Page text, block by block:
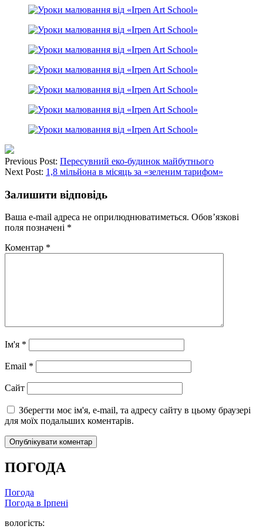
Previous Post: Пересувний еко-будинок майбутнього
Next Post: 1,8 мільйона в місяць за «зеленим тарифом»
Залишити відповідь
Ваша e-mail адреса не оприлюднюватиметься. Обов’язкові
поля позначені *
Коментар *
Ім'я *
Email *
Сайт
Зберегти моє ім'я, e-mail, та адресу сайту в цьому браузері
для моїх подальших коментарів.
ПОГОДА
Погода
Погода в Ірпені
вологість: